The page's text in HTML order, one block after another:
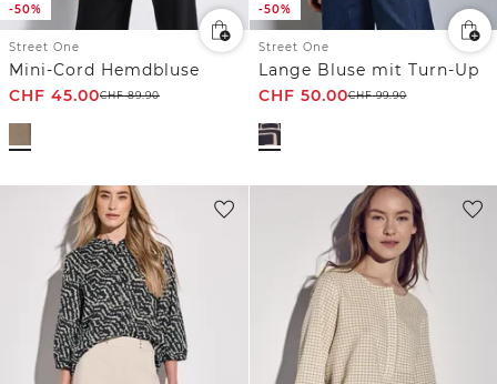
-50%
Street One
Mini-Cord Hemdbluse
CHF 45.00CHF89.90
-50%
Street One
Lange Bluse mit Turn-Up
CHF 50.00CHF99.90